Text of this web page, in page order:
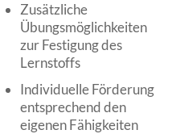
Zusätzliche
Übungsmöglichkeiten
zur Festigung des
Lernstoffs
Individuelle Förderung
entsprechend den
eigenen Fähigkeiten